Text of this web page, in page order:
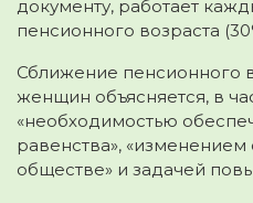
документу, работает
пенсионного возраста
Сближение пенсионного
женщин объясняется, в
«необходимостью
равенства»,
обществе» и задачей